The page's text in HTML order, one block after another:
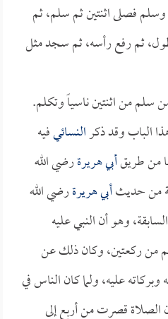
فصلى اثنتين ثم سلم، ثم
ثم رفع رأسه، ثم سجد مثل
سلم من اثنتين ناسياً وتكلم.
الباب وقد ذكرالنسائيفيه
من طريقأبي هريرةرضي الله
من حديثأبي هريرةرضي الله
وهو أن النبي عليه
من ركعتين، وكان ذلك عن
عليه، ولما كان الناس في
الصلاة قصرت من أربع إلى